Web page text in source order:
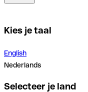
Kies je taal
English
Nederlands
Selecteer je land